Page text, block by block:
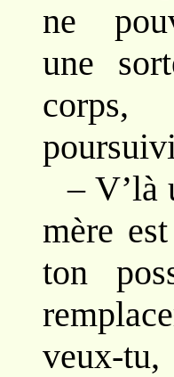
ne
une
– V’là
mère
ton
veux-